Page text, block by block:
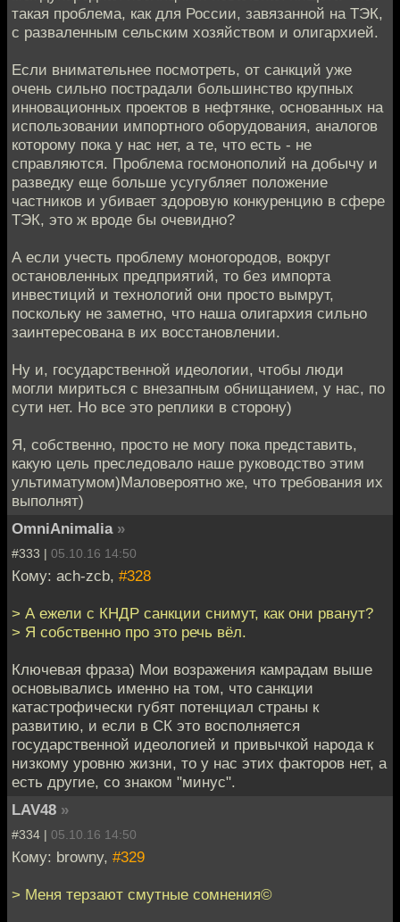
такая проблема, как для России, завязанной на ТЭК,
с разваленным сельским хозяйством и олигархией.
Если внимательнее посмотреть, от санкций уже
очень сильно пострадали большинство крупных
инновационных проектов в нефтянке, основанных на
использовании импортного оборудования, аналогов
которому пока у нас нет, а те, что есть - не
справляются. Проблема госмонополий на добычу и
разведку еще больше усугубляет положение
частников и убивает здоровую конкуренцию в сфере
ТЭК, это ж вроде бы очевидно?
А если учесть проблему моногородов, вокруг
остановленных предприятий, то без импорта
инвестиций и технологий они просто вымрут,
поскольку не заметно, что наша олигархия сильно
заинтересована в их восстановлении.
Ну и, государственной идеологии, чтобы люди
могли мириться с внезапным обнищанием, у нас, по
сути нет. Но все это реплики в сторону)
Я, собственно, просто не могу пока представить,
какую цель преследовало наше руководство этим
ультиматумом)Маловероятно же, что требования их
выполнят)
OmniAnimalia »
#333 | 05.10.16 14:50
Кому: ach-zcb, #328
> А ежели с КНДР санкции снимут, как они рванут?
> Я собственно про это речь вёл.
Ключевая фраза) Мои возражения камрадам выше
основывались именно на том, что санкции
катастрофически губят потенциал страны к
развитию, и если в СК это восполняется
государственной идеологией и привычкой народа к
низкому уровню жизни, то у нас этих факторов нет, а
есть другие, со знаком "минус".
LAV48 »
#334 | 05.10.16 14:50
Кому: browny, #329
> Меня терзают смутные сомнения©